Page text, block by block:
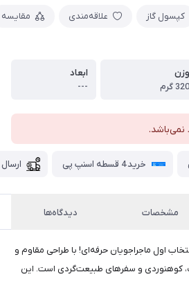
کپسول گاز علاقه‌مندی مقایسه
وزن
320 گرم
ابعاد
---
خرید 4 قسطه اسنپ پی
مشخصات دیدگاه‌ها
اتم گاز، انتخاب اول ماجراجویان حرفه‌ای! با طراحی مقاوم و
کوهنوردی و سفرهای طبیعت‌گردی است. این